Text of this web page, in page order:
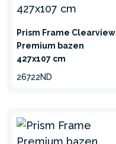
Prism Frame Clearview
Premium bazen
427x107 cm
26722ND